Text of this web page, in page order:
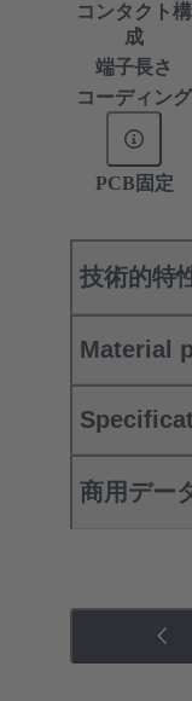
コンタクト構
成
端子長さ
コーディング
PCB固定
技術的特
Material
商用デー